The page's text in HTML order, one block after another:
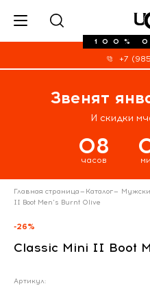
100%
+7
Звенят
И скидки
08
часов
Главная страница— Каталог—
II Boot Men's Burnt Olive
-26%
Classic Mini II Boot
Артикул: